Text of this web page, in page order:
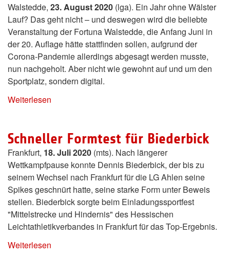
Walstedde, 23. August 2020 (lga). Ein Jahr ohne Wälster
Lauf? Das geht nicht – und deswegen wird die beliebte
Veranstaltung der Fortuna Walstedde, die Anfang Juni in
der 20. Auflage hätte stattfinden sollen, aufgrund der
Corona-Pandemie allerdings abgesagt werden musste,
nun nachgeholt. Aber nicht wie gewohnt auf und um den
Sportplatz, sondern digital.
Weiterlesen
Schneller Formtest für Biederbick
Frankfurt, 18. Juli 2020 (mts). Nach längerer
Wettkampfpause konnte Dennis Biederbick, der bis zu
seinem Wechsel nach Frankfurt für die LG Ahlen seine
Spikes geschnürt hatte, seine starke Form unter Beweis
stellen. Biederbick sorgte beim Einladungssportfest
"Mittelstrecke und Hindernis" des Hessischen
Leichtathletikverbandes in Frankfurt für das Top-Ergebnis.
Weiterlesen